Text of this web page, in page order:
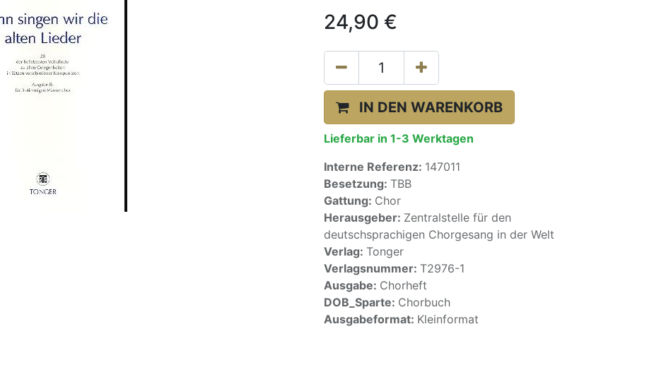
24,90 €
IN DEN WARENKORB
Lieferbar in 1-3 Werktagen
Interne Referenz: 147011
Besetzung: TBB
Gattung: Chor
Herausgeber: Zentralstelle für den
deutschsprachigen Chorgesang in der Welt
Verlag: Tonger
Verlagsnummer: T2976-1
Ausgabe: Chorheft
DOB_Sparte: Chorbuch
Ausgabeformat: Kleinformat